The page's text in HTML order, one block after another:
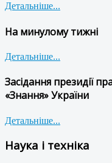
Детальніше...
На минулому тижні
Детальніше...
Засідання президії
«Знання» України
Детальніше...
Наука і техніка